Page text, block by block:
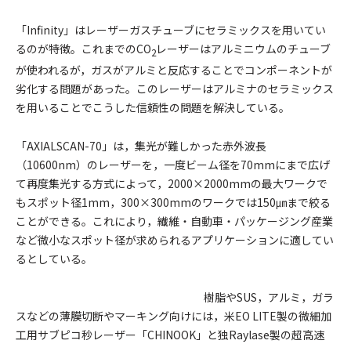
「Infinity」はレーザーガスチューブにセラミックスを用いてい
るのが特徴。これまでのCO2レーザーはアルミニウムのチューブ
が使われるが，ガスがアルミと反応することでコンポーネントが
劣化する問題があった。このレーザーはアルミナのセラミックス
を用いることでこうした信頼性の問題を解決している。
「AXIALSCAN-70」は，集光が難しかった赤外波長
（10600nm）のレーザーを，一度ビーム径を70mmにまで広げ
て再度集光する方式によって，2000×2000mmの最大ワークで
もスポット径1mm，300×300mmのワークでは150㎛まで絞る
ことができる。これにより，繊維・自動車・パッケージング産業
など微小なスポット径が求められるアプリケーションに適してい
るとしている。
樹脂やSUS，アルミ，ガラ
スなどの薄膜切断やマーキング向けには，米EO LITE製の微細加
工用サブピコ秒レーザー「CHINOOK」と独Raylase製の超高速